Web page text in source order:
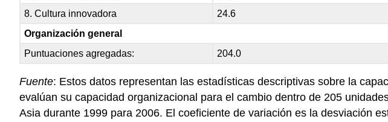
8. Cultura innovadora
24.6
Organización general
Puntuaciones agregadas:
204.0
Fuente: Estos datos representan las estadísticas descriptivas sobre la
evalúan su capacidad organizacional para el cambio dentro de 205
Asia durante 1999 para 2006. El coeficiente de variación es la desviación